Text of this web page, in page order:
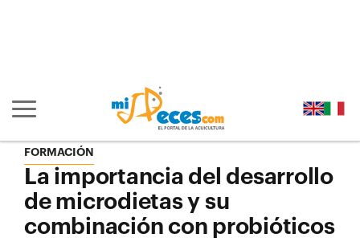
Mostrar/ocultar navegación principal
FORMACIÓN
La importancia del desarrollo
de microdietas y su
combinación con probióticos